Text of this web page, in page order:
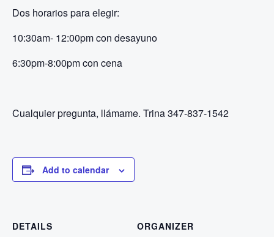
Dos horarios para elegir:
10:30am- 12:00pm con desayuno
6:30pm-8:00pm con cena
Cualquier pregunta, llámame. Trina 347-837-1542
Add to calendar
DETAILS
ORGANIZER